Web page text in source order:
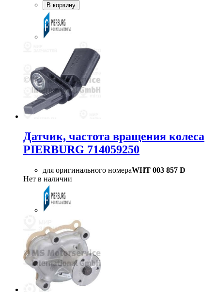
В корзину
Датчик, частота вращения колеса
PIERBURG 714059250
для оригинального номераWHT 003 857 D
Нет в наличии